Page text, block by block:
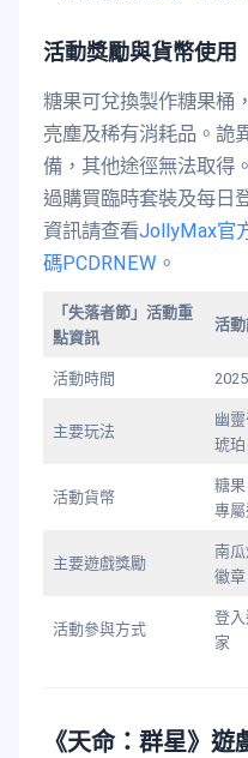
活動獎勵與貨幣使用
糖果可兌換製作糖果桶
亮塵及稀有消耗品。詭
備，其他途徑無法取得
過購買臨時套裝及每日
資訊請查看JollyMax官
碼PCDRNEW 。
「失落者節」活動重
點資訊
活動
活動時間
主要玩法
幽
琥珀
活動貨幣
糖
專
主要遊戲獎勵
南
徽
活動參與方式
登
家
《天命：群星》